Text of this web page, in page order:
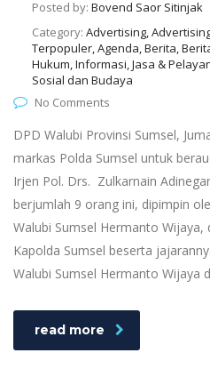
Posted by: Bovend Saor Sitinjak
Category: Advertising,
Terpopuler, Agenda, Berita,
Hukum, Informasi, Jasa &
Sosial dan Budaya
No Comments
DPD Walubi Provinsi Sumsel,
markas Polda Sumsel untuk
Irjen Pol. Drs. Zulkarnain
berjumlah 9 orang ini, dipimpin
Walubi Sumsel Hermanto
Kapolda Sumsel beserta
Walubi Sumsel Hermanto Wijaya
read more